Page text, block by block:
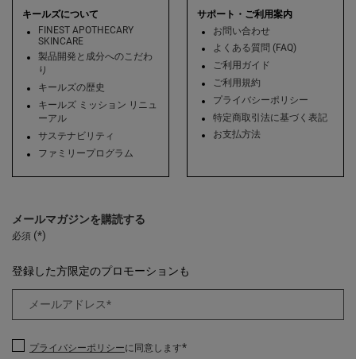
キールズについて
FINEST APOTHECARY
SKINCARE
製品開発と成分へのこだわ
り
キールズの歴史
キールズ ミッション リニュ
ーアル
サステナビリティ
ファミリープログラム
サポート・ご利用案内
お問い合わせ
よくある質問 (FAQ)
ご利用ガイド
ご利用規約
プライバシーポリシー
特定商取引法に基づく表記
お支払方法
メールマガジンを購読する
必須 (*)
登録した方限定のプロモーションも
メールアドレス*
プライバシーポリシーに同意します*